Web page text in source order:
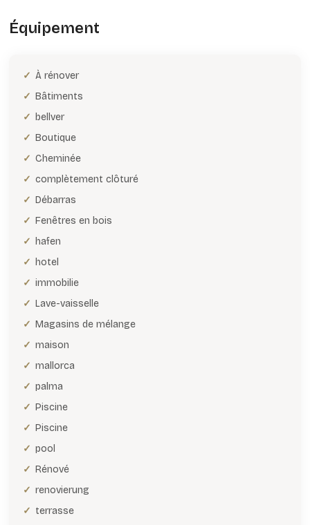
Équipement
À rénover
Bâtiments
bellver
Boutique
Cheminée
complètement clôturé
Débarras
Fenêtres en bois
hafen
hotel
immobilie
Lave-vaisselle
Magasins de mélange
maison
mallorca
palma
Piscine
Piscine
pool
Rénové
renovierung
terrasse